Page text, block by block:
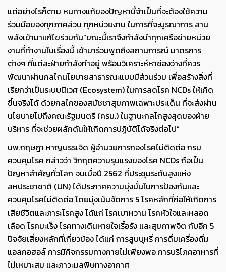
แต่อย่างไรก็ตาม หนทางแก้ของปัญหานี้จำเป็นที่จะต้องใช้ความ
ร่วมมือของทุกภาคส่วน ทุกหน่วยงาน ในการที่จะบูรณาการ สาน
พลังเข้ามาแก้ไขร่วมกัน“ขณะนี้เราจึงกำลังนำทุกเครือข่ายหน่วย
งานที่ทำงานในเรื่องนี้ เข้ามาร่วมพูดถึงสถานการณ์ มาตรการ
ต่างๆ ที่แต่ละฝ่ายกำลังทำอยู่ พร้อมวิเคราะห์หาช่องว่างที่ควร
พัฒนาผ่านกลไกนโยบายสาธารณะแบบมีส่วนร่วม เพื่อสร้างสิ่งที่
เรียกว่าเป็นระบบนิเวศ (Ecosystem) ในการลดโรค NCDs ให้เกิด
ขึ้นจริงได้ ด้วยกลไกของสมัชชาสุขภาพเฉพาะประเด็น ที่จะส่งผ่าน
นโยบายไปถึงคณะรัฐมนตรี (ครม.) ในฐานะกลไกสูงสุดของฝ่าย
บริหาร ที่จะช่วยผลักดันให้เกิดการปฏิบัติได้จริงต่อไป”
นพ.กฤษฎา หาญบรรเจิด ผู้อำนวยการกองโรคไม่ติดต่อ กรม
ควบคุมโรค กล่าวว่า วิกฤตความรุนแรงของโรค NCDs ถือเป็น
ปัญหาสำคัญทั่วโลก จนเมื่อปี 2562 ที่ประชุมระดับสูงแห่ง
สหประชาชาติ (UN) ได้ประกาศความมุ่งมั่นในการป้องกันและ
ควบคุมโรคไม่ติดต่อ โดยมุ่งเน้นจัดการ 5 โรคหลักที่ก่อให้เกิดการ
เสียชีวิตและภาระโรคสูง ได้แก่ โรคเบาหวาน โรคหัวใจและหลอด
เลือด โรคมะเร็ง โรคทางเดินหายใจเรื้อรัง และสุขภาพจิต กับอีก 5
ปัจจัยเสี่ยงหลักที่เกี่ยวข้อง ได้แก่ การสูบบุหรี่ การดื่มเครื่องดื่ม
แอลกอฮอล์ การมีกิจกรรมทางกายไม่เพียงพอ การบริโภคอาหารที่
ไม่เหมาะสม และภาวะมลพิษทางอากาศ